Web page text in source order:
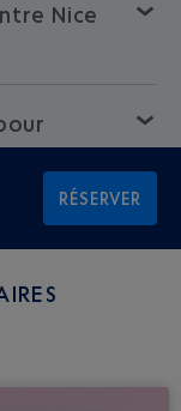
RÉSERVER
Nice